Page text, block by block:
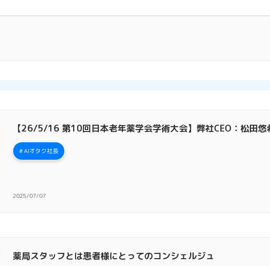
【26/5/16 第10回日本老年薬学会学術大会】弊社CEO：松田悠
AIオタク社長
2025/07/07
薬局スタッフとは患者様にとってのコンシェルジュ